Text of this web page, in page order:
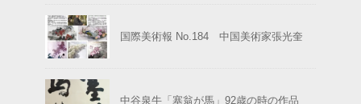
国際美術報 No.184 中国美術家張光奎
中谷泉牛「塞翁が馬」92歳の時の作品